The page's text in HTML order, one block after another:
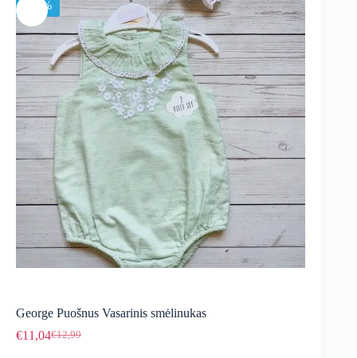
-15%
George Puošnus Vasarinis smėlinukas
€12,99
Original
€11,04Current